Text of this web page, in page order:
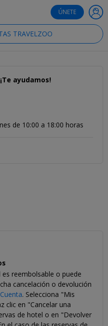
ÚNETE
TRAVELZOO
ayudamos!
de 10:00 a 18:00 horas
reembolsable o puede
cancelación o devolución
. Selecciona "Mis
clic en "Cancelar una
de hotel o en "Devolver